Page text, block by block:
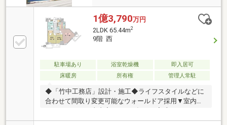
1億3,790万円
2LDK 65.44m2
9階 西
駐車場あり 浴室乾燥機
即入居可
床暖房
所有権 管理人常駐
◆「竹中工務店」設計・施工◆ライフスタイルなどに
合わせて間取り変更可能なウォールドア採用▼室内リ
ムキッチン交換（ディスポーザー交換、ビルトイン食